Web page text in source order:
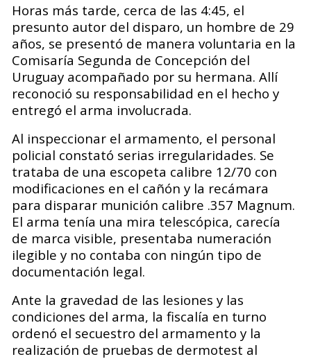
Horas más tarde, cerca de las 4:45, el
presunto autor del disparo, un hombre de 29
años, se presentó de manera voluntaria en la
Comisaría Segunda de Concepción del
Uruguay acompañado por su hermana. Allí
reconoció su responsabilidad en el hecho y
entregó el arma involucrada.
Al inspeccionar el armamento, el personal
policial constató serias irregularidades. Se
trataba de una escopeta calibre 12/70 con
modificaciones en el cañón y la recámara
para disparar munición calibre .357 Magnum.
El arma tenía una mira telescópica, carecía
de marca visible, presentaba numeración
ilegible y no contaba con ningún tipo de
documentación legal.
Ante la gravedad de las lesiones y las
condiciones del arma, la fiscalía en turno
ordenó el secuestro del armamento y la
realización de pruebas de dermotest al